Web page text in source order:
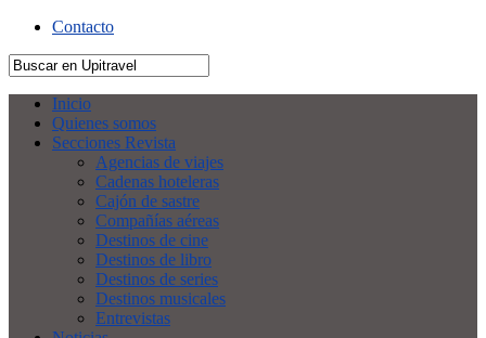
Contacto
Inicio
Quienes somos
Secciones Revista
Agencias de viajes
Cadenas hoteleras
Cajón de sastre
Compañías aéreas
Destinos de cine
Destinos de libro
Destinos de series
Destinos musicales
Entrevistas